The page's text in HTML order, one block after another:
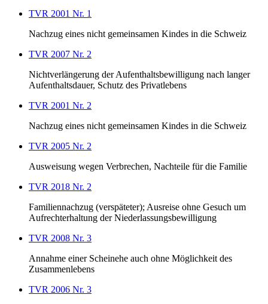
TVR 2001 Nr. 1
Nachzug eines nicht gemeinsamen Kindes in die Schweiz
TVR 2007 Nr. 2
Nichtverlängerung der Aufenthaltsbewilligung nach langer
Aufenthaltsdauer, Schutz des Privatlebens
TVR 2001 Nr. 2
Nachzug eines nicht gemeinsamen Kindes in die Schweiz
TVR 2005 Nr. 2
Ausweisung wegen Verbrechen, Nachteile für die Familie
TVR 2018 Nr. 2
Familiennachzug (verspäteter); Ausreise ohne Gesuch um
Aufrechterhaltung der Niederlassungsbewilligung
TVR 2008 Nr. 3
Annahme einer Scheinehe auch ohne Möglichkeit des
Zusammenlebens
TVR 2006 Nr. 3